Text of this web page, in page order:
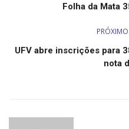
SolidariedadeFolha da Mata
UFV abre inscrições para
nota